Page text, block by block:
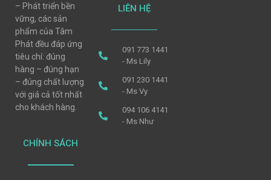
– Phát triển bền
vững, các sản
phẩm của Tâm
Phát đều đáp ứng
tiêu chí: đúng
hàng – đúng hạn
– đúng chất lượng
với giá cả tốt nhất
cho khách hàng.
CHÍNH SÁCH
LIÊN HỆ
091 773 1441
- Ms Lily
091 230 1441
- Ms Vy
094 106 4141
- Ms Như